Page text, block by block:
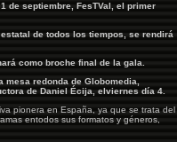
de septiembre, FesTVal, el primer
de todos los tiempos, se rendirá
como broche final de la gala.
mesa redonda de Globomedia,
de Daniel Écija, elviernes día 4.
pionera en España, ya que se trata del
entodos sus formatos y géneros,